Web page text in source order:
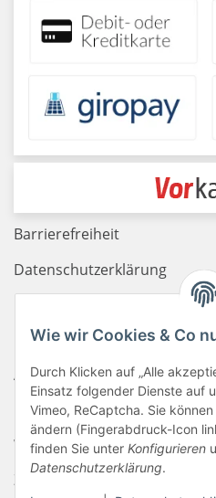
Wie wir Cookies & Co
Durch Klicken auf „Alle
Einsatz folgender Dienste auf
Vimeo, ReCaptcha. Sie
ändern (Fingerabdruck-Icon
finden Sie unter Konfigurieren
Datenschutzerklärung.
Barrierefreiheit
Datenschutzerklärung
Newsletter
AGB
Kontakt
Widerrufsrecht
Zahlungsinformationen